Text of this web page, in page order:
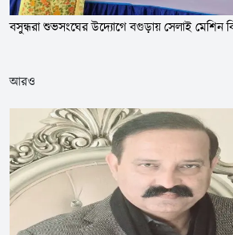
বসুন্ধরা শুভসংঘের উদ্যোগে বগুড়ায় সেলাই মেশিন
আরও